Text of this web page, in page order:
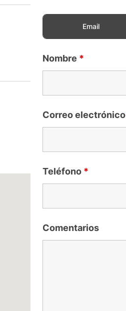
Email
Nombre *
Correo electrónico
Teléfono *
Comentarios